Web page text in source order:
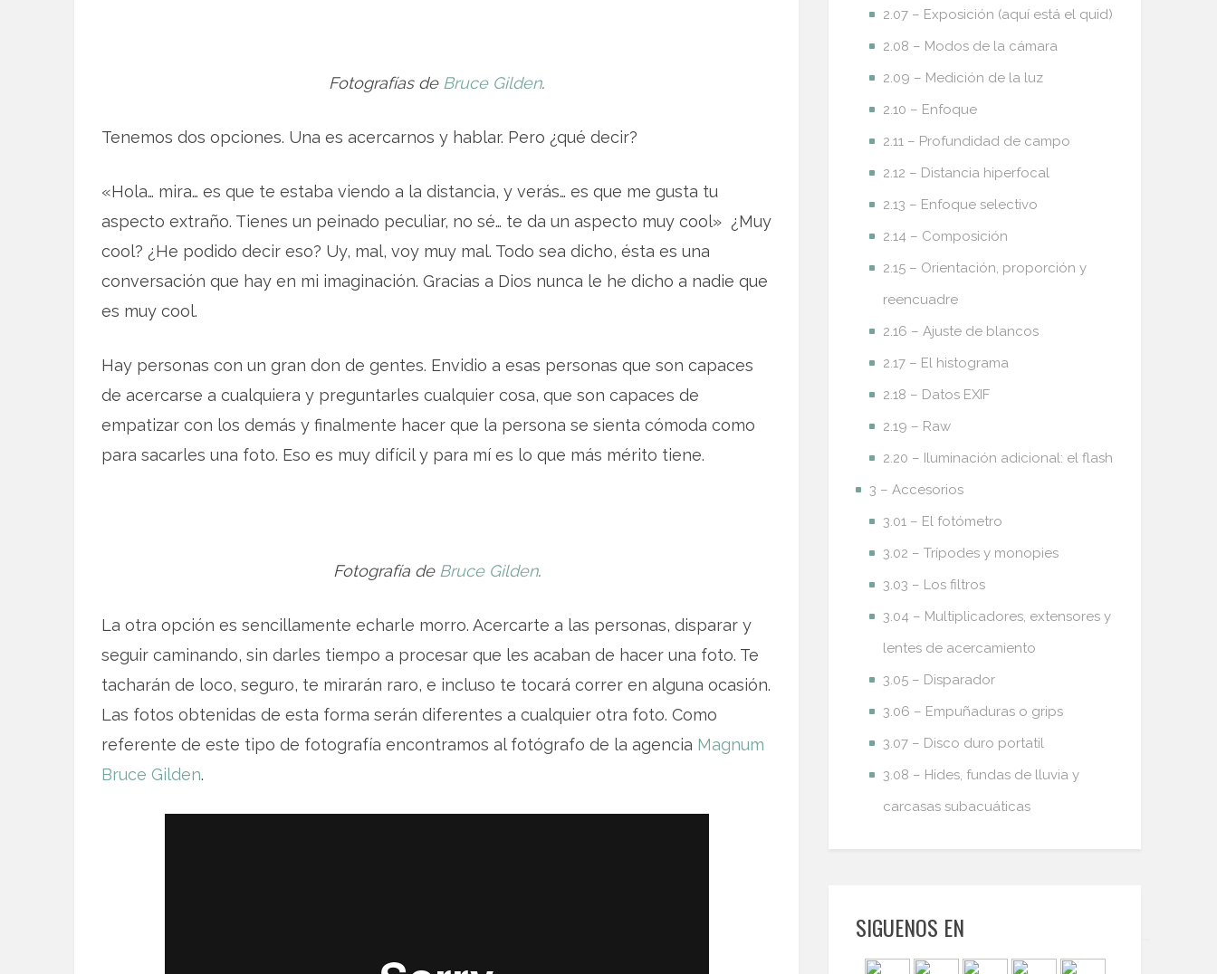
Fotografías deBruce Gilden.
Tenemos dos opciones. Una es acercarnos y hablar. Pero ¿qué decir?
«Hola… mira… es que te estaba viendo a la distancia, y verás… es que me gusta tu
aspecto extraño. Tienes un peinado peculiar, no sé… te da un aspecto muy cool» ¿Muy
cool? ¿He podido decir eso? Uy, mal, voy muy mal. Todo sea dicho, ésta es una
conversación que hay en mi imaginación. Gracias a Dios nunca le he dicho a nadie que
es muy cool.
Hay personas con un gran don de gentes. Envidio a esas personas que son capaces
de acercarse a cualquiera y preguntarles cualquier cosa, que son capaces de
empatizar con los demás y finalmente hacer que la persona se sienta cómoda como
para sacarles una foto. Eso es muy difícil y para mí es lo que más mérito tiene.
Fotografía deBruce Gilden.
La otra opción es sencillamente echarle morro. Acercarte a las personas, disparar y
seguir caminando, sin darles tiempo a procesar que les acaban de hacer una foto. Te
tacharán de loco, seguro, te mirarán raro, e incluso te tocará correr en alguna ocasión.
Las fotos obtenidas de esta forma serán diferentes a cualquier otra foto. Como
referente de este tipo de fotografía encontramos al fotógrafo de la agencia Magnum
Bruce Gilden.
2.07 – Exposición (aquí está el quid)
2.08 – Modos de la cámara
2.09 – Medición de la luz
2.10 – Enfoque
2.11 – Profundidad de campo
2.12 – Distancia hiperfocal
2.13 – Enfoque selectivo
2.14 – Composición
2.15 – Orientación, proporción y
reencuadre
2.16 – Ajuste de blancos
2.17 – El histograma
2.18 – Datos EXIF
2.19 – Raw
2.20 – Iluminación adicional: el flash
3 – Accesorios
3.01 – El fotómetro
3.02 – Trípodes y monopies
3.03 – Los filtros
3.04 – Multiplicadores, extensores y
lentes de acercamiento
3.05 – Disparador
3.06 – Empuñaduras o grips
3.07 – Disco duro portatil
3.08 – Hides, fundas de lluvia y
carcasas subacuáticas
SIGUENOS EN